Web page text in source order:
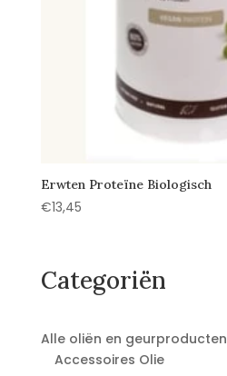
Erwten Proteïne Biologisch
€13,45
Categoriën
Alle oliën en geurproducten
Accessoires Olie